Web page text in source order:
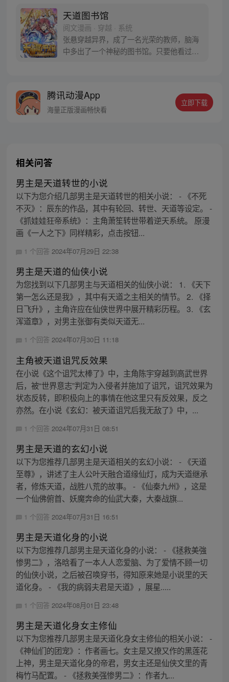
天道图书馆
阅文漫画 · 穿越 · 系统
张悬穿越异界，成了一名光荣的教师，脑海
中多出了一个神秘的图书馆。只要他看过的
者，传授天下。这是一个师道传承，培养、
指点世界最强者的牛逼拉风故事。
腾讯动漫App
海量正版漫画畅快看
立即下载
相关问答
男主是天道转世的小说
以下为您介绍几部男主是天道转世的相关小说： - 《不死
不灭》：辰东的作品，其中有轮回、转世、天道等设定。 -
《抓娃娃狂帝系统》：主角萧笙转世带着逆天系统。 原漫
画《一人之下》同样精彩，点击按钮...
1 个回答 2024年07月29日 22:38
男主是天道的仙侠小说
为您找到以下几部男主与天道相关的仙侠小说： 1. 《天下
第一怎么还是我》，其中有天道之主相关的情节。 2. 《择
日飞升》，主角许应在仙侠世界中展开精彩历程。 3. 《玄
浑道章》，对男主张御有类似天道无...
1 个回答 2024年07月30日 11:18
主角被天道诅咒反效果
在小说《这个诅咒太棒了》中，主角陈宇穿越到高武世界
后，被“世界意志”判定为入侵者并施加了诅咒，诅咒效果为
状态反转，即积极向上的事情在他这里只有反效果，反之
亦然。在小说《玄幻：被天道诅咒后我无敌了》中，...
1 个回答 2024年07月31日 08:51
男主是天道的玄幻小说
以下为您推荐几部男主是天道相关的玄幻小说： - 《天道
至尊》，讲述了主人公叶天融合道缘仙灯，成为天道继承
者，修炼天道，战胜八荒的故事。 - 《仙秦九州》，这是
一个仙佛俯首、妖魔奔命的仙武大秦，大秦战旗...
1 个回答 2024年07月31日 16:51
男主是天道化身的小说
以下为您推荐几部男主是天道化身的小说： - 《拯救美強
惨男二》，洛晗看了一本人人恋爱脑、为了爱情不顾一切
的仙侠小说，之后被召唤穿书，得知原来她是小说里的天
道化身。 - 《我的病弱夫君是天道》，展星.....
1 个回答 2024年08月01日 23:48
男主是天道化身女主修仙
以下为您推荐几部男主是天道化身女主修仙的相关小说： -
《神仙们的团宠》：作者画七。女主是又撩又作的黑莲花
上神，男主是天道化身的帝君，男女主还是仙侠文里的青
梅竹马配置。 - 《拯救美强惨男二》：作者九...